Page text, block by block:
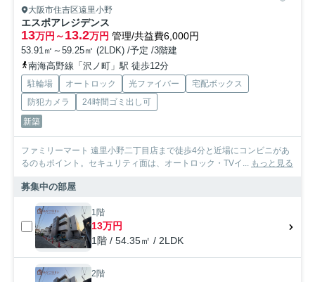
大阪市住吉区遠里小野
エスポアレジデンス
13万円～13.2万円 管理/共益費6,000円
53.91㎡～59.25㎡ (2LDK) /予定 /3階建
南海高野線「沢ノ町」駅 徒歩12分
駐輪場 オートロック 光ファイバー
宅配ボックス
防犯カメラ
24時間ゴミ出し可
新築
ファミリーマート 遠里小野二丁目店まで徒歩4分と近場にコンビニがあ
るのもポイント。セキュリティ面は、オートロック・TVイ... もっと見る
募集中の部屋
1階
13万円
1階 / 54.35㎡ / 2LDK
2階